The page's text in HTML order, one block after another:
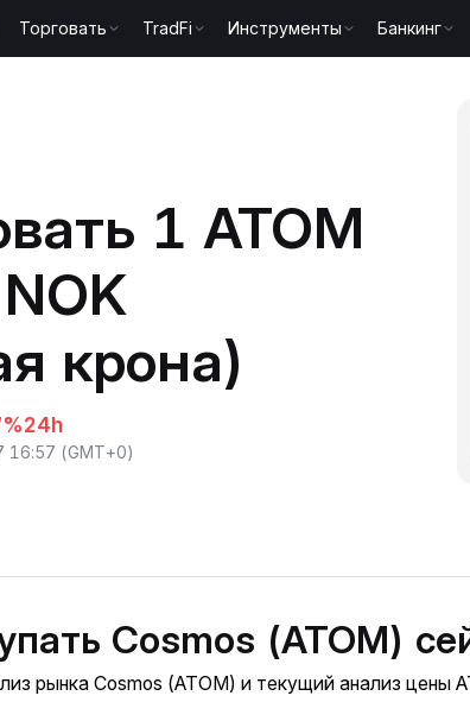
Торговать TradFi Инструменты Банкинг
1 ATOM
крона)
24h
16:57 (GMT+0)
Cosmos (ATOM)
рынка Cosmos (ATOM) и текущий анализ цены